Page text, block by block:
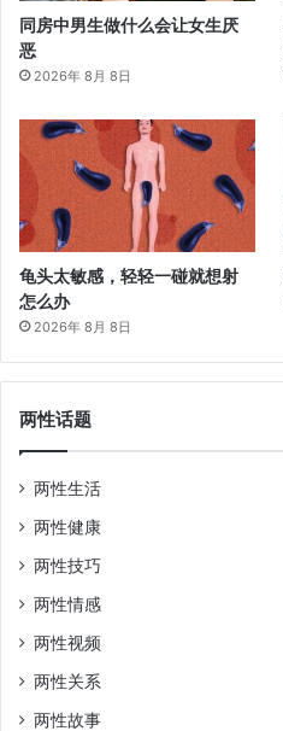
同房中男生做什么会让女生厌
恶
2026年 8月 8日
龟头太敏感，轻轻一碰就想射
怎么办
2026年 8月 8日
两性话题
两性生活
两性健康
两性技巧
两性情感
两性视频
两性关系
两性故事